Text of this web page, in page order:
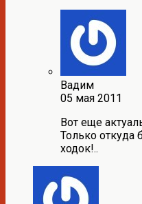
Вадим
05 мая 2011
Вот еще
Только откуда
ходок!..